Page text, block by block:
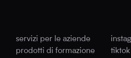
servizi per le aziende
prodotti di formazione
tiktok